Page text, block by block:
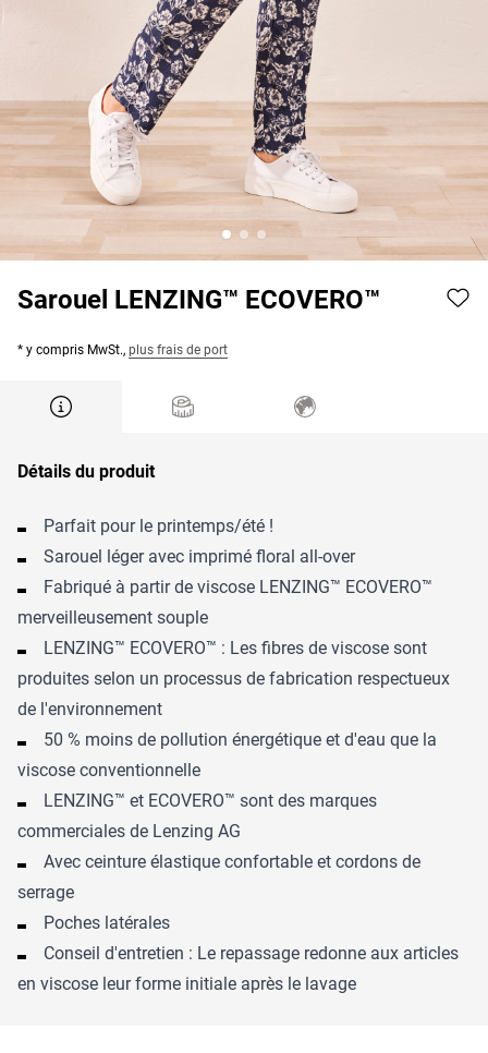
Sarouel LENZING™ ECOVERO™
* y compris MwSt., plus frais de port
Détails du produit
Parfait pour le printemps/été !
Sarouel léger avec imprimé floral all-over
Fabriqué à partir de viscose LENZING™ ECOVERO™
merveilleusement souple
LENZING™ ECOVERO™ : Les fibres de viscose sont
produites selon un processus de fabrication respectueux
de l'environnement
50 % moins de pollution énergétique et d'eau que la
viscose conventionnelle
LENZING™ et ECOVERO™ sont des marques
commerciales de Lenzing AG
Avec ceinture élastique confortable et cordons de
serrage
Poches latérales
Conseil d'entretien : Le repassage redonne aux articles
en viscose leur forme initiale après le lavage